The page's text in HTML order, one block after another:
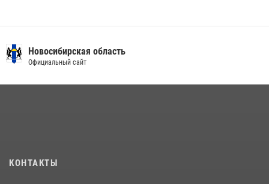
гражданина, который приобрел наркотическое вещество через
«закладку»
пресечена деятельность группы лиц, причастных к мошенничеству
Новосибирская область
Официальный сайт
КОНТАКТЫ